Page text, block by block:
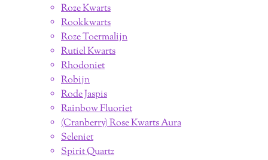
Roze Kwarts
Rookkwarts
Roze Toermalijn
Rutiel Kwarts
Rhodoniet
Robijn
Rode Jaspis
Rainbow Fluoriet
(Cranberry) Rose Kwarts Aura
Seleniet
Spirit Quartz